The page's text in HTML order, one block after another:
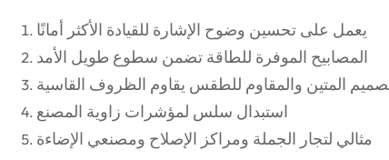
يعمل على تحسين وضوح الإشارة للقيادة الأكثر أمانًا
المصابيح الموفرة للطاقة تضمن سطوع طويل الأمد
المتين والمقاوم للطقس يقاوم الظروف القاسية
استبدال سلس لمؤشرات زاوية المصنع
مثالي لتجار الجملة ومراكز الإصلاح ومصنعي الإضاءة